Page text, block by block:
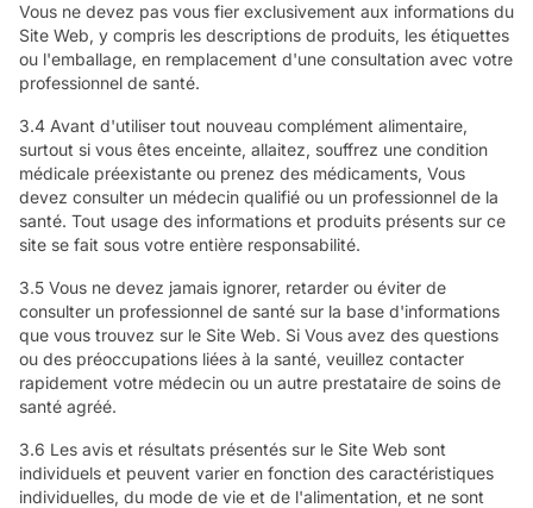
Vous ne devez pas vous fier exclusivement aux informations du
Site Web, y compris les descriptions de produits, les étiquettes
ou l'emballage, en remplacement d'une consultation avec votre
professionnel de santé.
3.4 Avant d'utiliser tout nouveau complément alimentaire,
surtout si vous êtes enceinte, allaitez, souffrez une condition
médicale préexistante ou prenez des médicaments, Vous
devez consulter un médecin qualifié ou un professionnel de la
santé. Tout usage des informations et produits présents sur ce
site se fait sous votre entière responsabilité.
3.5 Vous ne devez jamais ignorer, retarder ou éviter de
consulter un professionnel de santé sur la base d'informations
que vous trouvez sur le Site Web. Si Vous avez des questions
ou des préoccupations liées à la santé, veuillez contacter
rapidement votre médecin ou un autre prestataire de soins de
santé agréé.
3.6 Les avis et résultats présentés sur le Site Web sont
individuels et peuvent varier en fonction des caractéristiques
individuelles, du mode de vie et de l'alimentation, et ne sont